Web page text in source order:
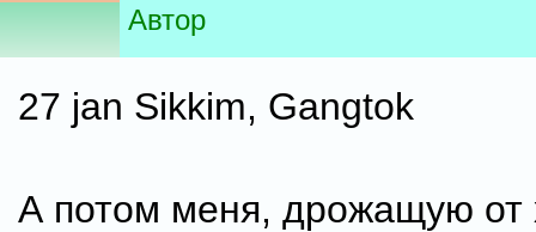
Автор
27 jan Sikkim, Gangtok
А потом меня, дрожащую от